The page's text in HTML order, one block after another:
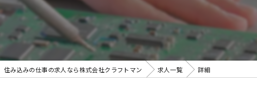
寮付き
日払い
紹介
住み込みの仕事の求人なら株式会社クラフトマン 求人一覧 詳細